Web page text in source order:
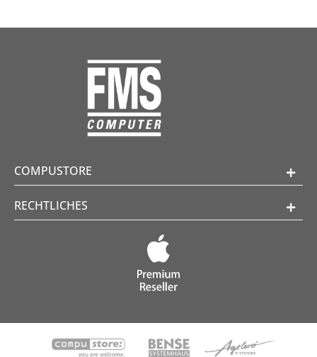
COMPUSTORE
RECHTLICHES